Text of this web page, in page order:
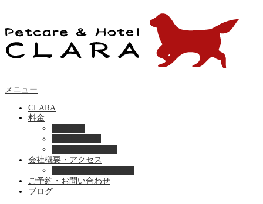
メニュー
CLARA
料金
会社概要・アクセス
ご予約・お問い合わせ
ブログ